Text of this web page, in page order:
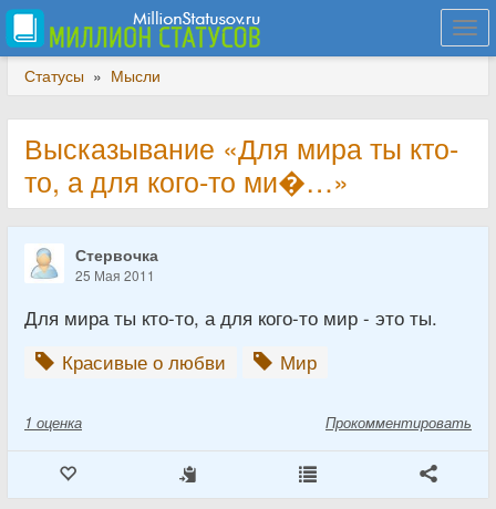
Статусы » Мысли
Высказывание «Для мира ты кто-
то, а для кого-то ми�…»
Стервочка
25 Мая 2011
Для мира ты кто-то, а для кого-то мир - это ты.
Красивые о любви
Мир
1 оценка Прокомментировать